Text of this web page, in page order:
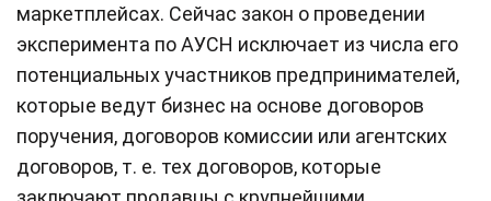
маркетплейсах. Сейчас закон о проведении
эксперимента по АУСН исключает из числа его
потенциальных участников предпринимателей,
которые ведут бизнес на основе договоров
поручения, договоров комиссии или агентских
договоров, т. е. тех договоров, которые